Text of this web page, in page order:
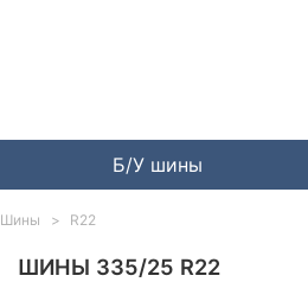
Б/У шины
ШИНЫ 335/25 R22
Шины R22